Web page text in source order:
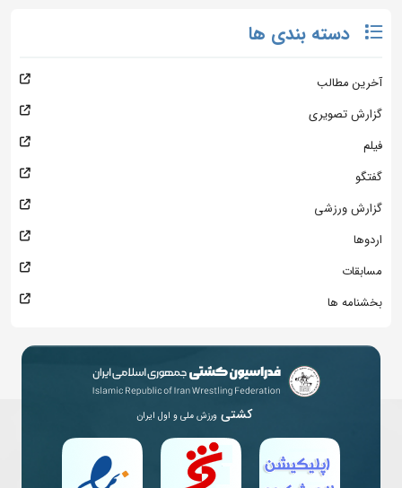
دسته بندی ها
آخرین مطالب
گزارش تصویری
فیلم
گفتگو
گزارش ورزشی
اردوها
مسابقات
بخشنامه ها
کشتی ورزش ملی و اول ایران